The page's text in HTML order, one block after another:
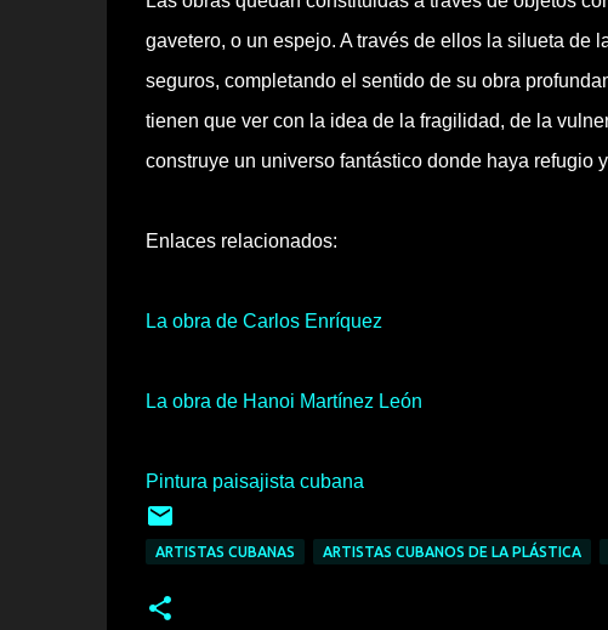
gavetero, o un espejo. A través de ellos la silueta de
seguros, completando el sentido de su obra
tienen que ver con la idea de la fragilidad, de la
construye un universo fantástico donde haya refugio
Enlaces relacionados:
La obra de Carlos Enríquez
La obra de Hanoi Martínez León
Pintura paisajista cubana
ARTISTAS CUBANAS ARTISTAS CUBANOS DE LA PLÁSTICA